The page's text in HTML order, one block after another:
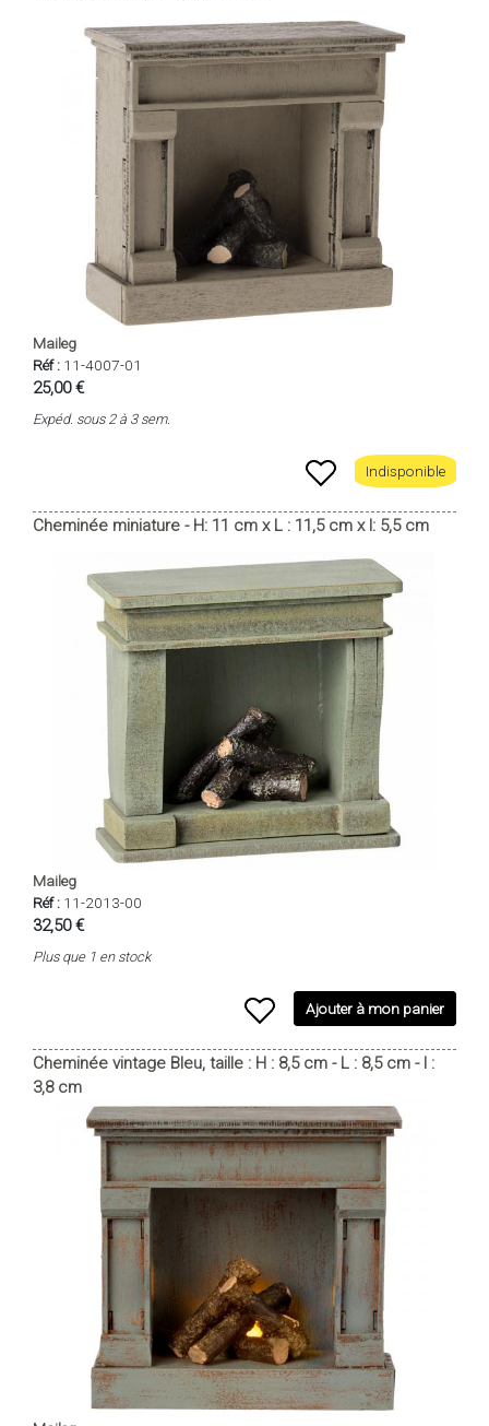
Maileg
Réf : 11-4007-01
25,00 €
Expéd. sous 2 à 3 sem.
Indisponible
Cheminée miniature - H: 11 cm x L : 11,5 cm x l: 5,5 cm
Maileg
Réf : 11-2013-00
32,50 €
Plus que 1 en stock
Ajouter à mon panier
Cheminée vintage Bleu, taille : H : 8,5 cm - L : 8,5 cm - l :
3,8 cm